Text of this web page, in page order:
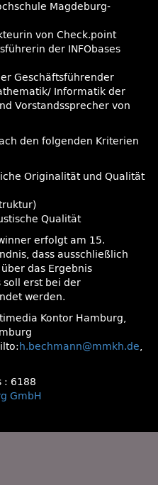
Magdeburg-
von Check.point
der INFObases
Geschäftsführender
Informatik der
Vorstandssprecher von
den folgenden Kriterien
Originalität und Qualität
Qualität
erfolgt am 15.
dass ausschließlich
das Ergebnis
soll erst bei der
werden.
Kontor Hamburg,
h.bechmann@mmkh.de,
: 6188
GmbH